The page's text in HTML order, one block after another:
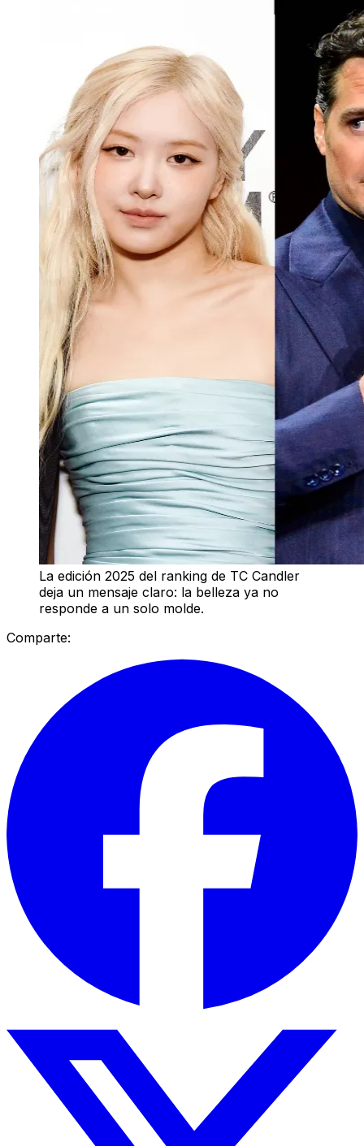
La edición 2025 del ranking de TC Candler
deja un mensaje claro: la belleza ya no
responde a un solo molde.
Comparte: